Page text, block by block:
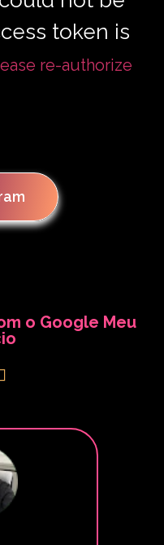
token is
re-authorize
o Google Meu